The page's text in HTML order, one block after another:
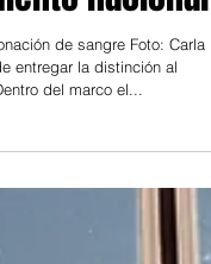
nacional
de sangre Foto: Carla
entregar la distinción al